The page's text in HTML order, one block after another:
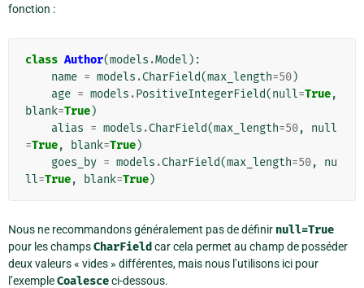
fonction :
class Author(models .Model ):
name = models .CharField(max_length=50)
age = models .PositiveIntegerField(null=True,
blank=True)
alias = models .CharField(max_length=50,
null
=True, blank=True)
goes_by = models .CharField(max_length=50,
nu
ll=True, blank=True)
Nous ne recommandons généralement pas de définir null=True
pour les champsCharField car cela permet au champ de posséder
deux valeurs « vides » différentes, mais nous l’utilisons ici pour
l’exempleCoalesceci-dessous.